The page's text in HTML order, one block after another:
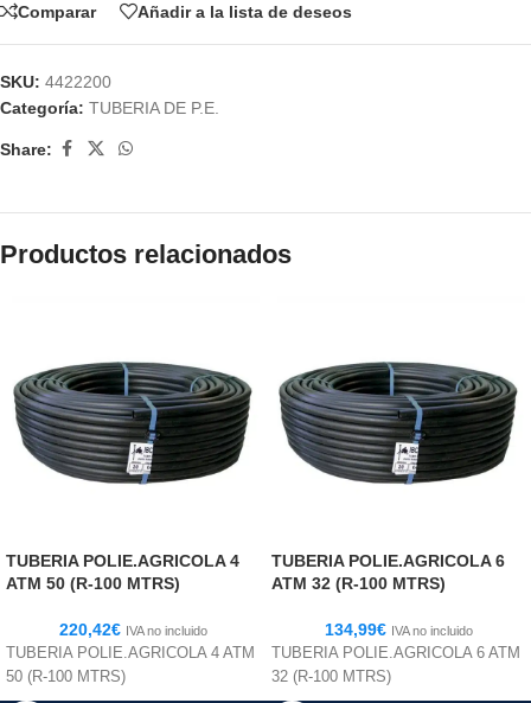
Comparar Añadir a la lista de deseos
SKU: 4422200
Categoría: TUBERIA DE P.E.
Share:
Productos relacionados
TUBERIA POLIE.AGRICOLA 4
ATM 50 (R-100 MTRS)
220,42€ IVA no incluido
TUBERIA POLIE.AGRICOLA 4 ATM
50 (R-100 MTRS)
TUBERIA POLIE.AGRICOLA 6
ATM 32 (R-100 MTRS)
134,99€ IVA no incluido
TUBERIA POLIE.AGRICOLA 6 ATM
32 (R-100 MTRS)